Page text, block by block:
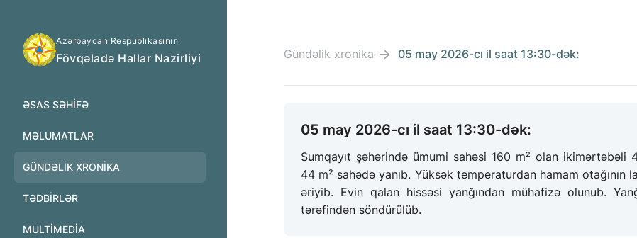
Azərbaycan Respublikasının
Fövqəladə Hallar Nazirliyi
ƏSAS SƏHIFƏ
MƏLUMATLAR
GÜNDƏLIK XRONIKA
TƏDBIRLƏR
MULTİMEDİA
Gündəlik xronika 05 may 2026-cı il saat 13:30-dək:
05 may 2026-cı il saat 13:30-dək:
Sumqayıt şəhərində ümumi sahəsi 160 m² olan ikimərtəbəli
44 m² sahədə yanıb. Yüksək temperaturdan hamam otağının
əriyib. Evin qalan hissəsi yanğından mühafizə olunub.
tərəfindən söndürülüb.